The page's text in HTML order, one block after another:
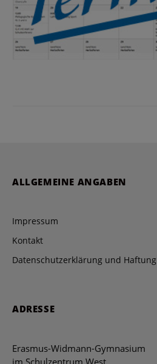
ALLGEMEINE ANGABEN
Impressum
Kontakt
Datenschutzerklärung und Haftung
ADRESSE
Erasmus-Widmann-Gymnasium